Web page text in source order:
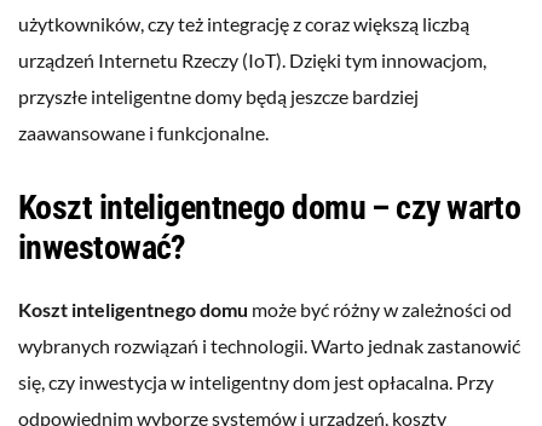
użytkowników, czy też integrację z coraz większą liczbą
urządzeń Internetu Rzeczy (IoT). Dzięki tym innowacjom,
przyszłe inteligentne domy będą jeszcze bardziej
zaawansowane i funkcjonalne.
Koszt inteligentnego domu – czy warto
inwestować?
Koszt inteligentnego domu może być różny w zależności od
wybranych rozwiązań i technologii. Warto jednak zastanowić
się, czy inwestycja w inteligentny dom jest opłacalna. Przy
odpowiednim wyborze systemów i urządzeń, koszty